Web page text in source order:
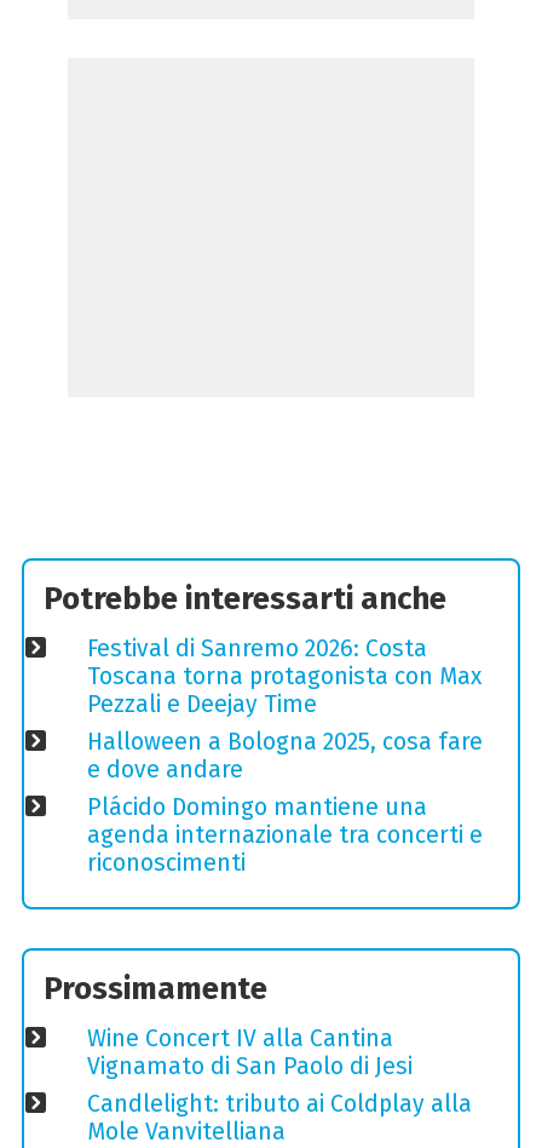
Potrebbe interessarti anche
Festival di Sanremo 2026: Costa
Toscana torna protagonista con Max
Pezzali e Deejay Time
Halloween a Bologna 2025, cosa fare
e dove andare
Plácido Domingo mantiene una
agenda internazionale tra concerti e
riconoscimenti
Prossimamente
Wine Concert IV alla Cantina
Vignamato di San Paolo di Jesi
Candlelight: tributo ai Coldplay alla
Mole Vanvitelliana